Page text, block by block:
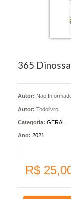
365
Autor: Nao
Autor: Todolivro
Categoria: GERAL
Ano: 2021
R$